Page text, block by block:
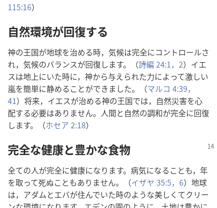
115:16）
自然環境が回復する
神の王国が地球を治める時，気候は完全にコントロールさ
れ，気候のバランスが回復します。（詩編 24:1，2）イエ
スは地上にいた時に，神から与えられた力によって激しい
嵐を簡単に静めることができました。（マルコ 4:39，
41）将来，イエスが治める神の王国では，自然災害を心
配する必要はありません。人間と自然の調和が完全に回復
します。（ホセア 2:18）
完全な健康と豊かな食物
全ての人が完全に健康になります。病気になることも，年
を取って死ぬこともありません。（イザヤ 35:5，6）地球
は，アダムとエバが住んでいた時のような美しくてクリー